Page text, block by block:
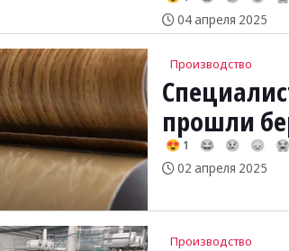
04 апреля 2025
Производство
прошли
😍 1 😂 😢 😞 😭
02 апреля 2025
Производство